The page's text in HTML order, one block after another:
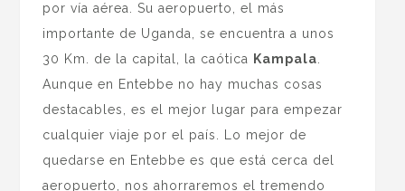
por vía aérea. Su aeropuerto, el más
importante de Uganda, se encuentra a unos
30 Km. de la capital, la caótica
Kampala
Aunque en Entebbe no hay muchas cosas
destacables, es el mejor lugar para empezar
cualquier viaje por el país. Lo mejor de
quedarse en Entebbe es que está cerca del
aeropuerto, nos ahorraremos el tremendo